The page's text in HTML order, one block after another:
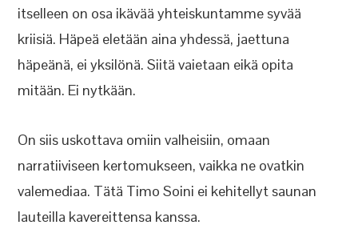
itselleen on osa ikävää yhteiskuntamme syvää
kriisiä. Häpeä eletään aina yhdessä, jaettuna
häpeänä, ei yksilönä. Siitä vaietaan eikä opita
mitään. Ei nytkään.
On siis uskottava omiin valheisiin, omaan
narratiiviseen kertomukseen, vaikka ne ovatkin
valemediaa. Tätä Timo Soini ei kehitellyt saunan
lauteilla kavereittensa kanssa.